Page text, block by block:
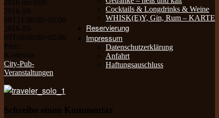
Cocktails & Longdrinks & Weine
WHISK(E)Y, Gin, Rum – KARTE
Reservierung
Impressum
Datenschutzerklärung
Anfahrt
Haftungsauschluss
2016 um 0:00
2016-10-
08T21:00:00+02:00
2016-10-
09T00:00:00+02:00
Preis:
Kostenlos
City-Pub-
Veranstaltungen
Schreibe einen Kommentar